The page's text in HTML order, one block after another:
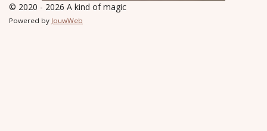
© 2020 - 2026 A kind of magic
Powered by JouwWeb